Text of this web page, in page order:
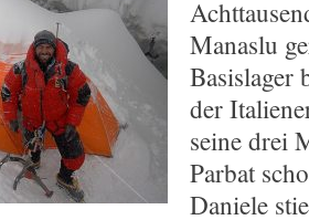
Manaslu
Basislager
der
seine drei
Parbat
Daniele